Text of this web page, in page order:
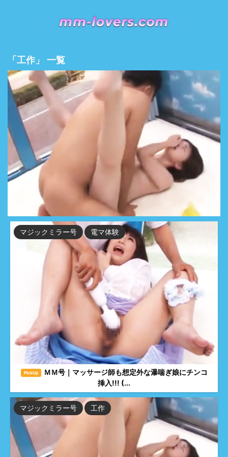
「工作」 一覧
マジックミラー号 電マ体験
PickUp
ＭＭ号｜マッサージ師も想定外な瀑喘ぎ娘にチンコ
挿入!!! (...
マジックミラー号 工作